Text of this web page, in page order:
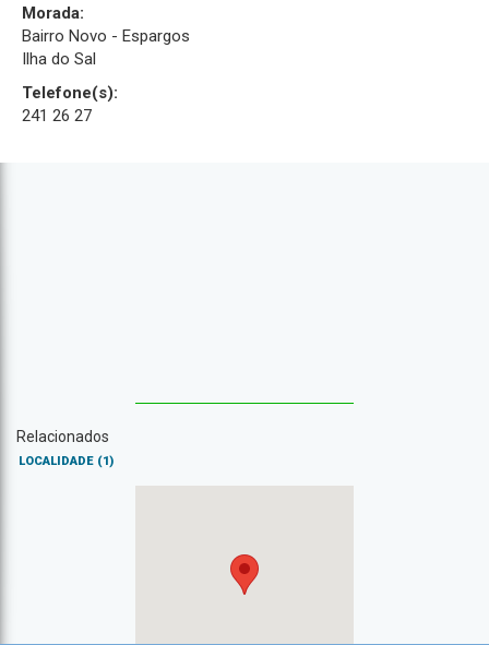
Morada:
Bairro Novo - Espargos
Ilha do Sal
Telefone(s):
241 26 27
Relacionados
LOCALIDADE (1)